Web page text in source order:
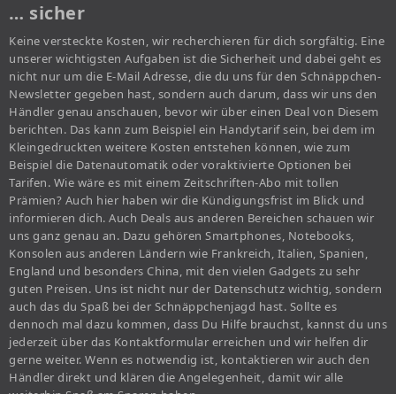
… sicher
Keine versteckte Kosten, wir recherchieren für dich sorgfältig. Eine
unserer wichtigsten Aufgaben ist die Sicherheit und dabei geht es
nicht nur um die E-Mail Adresse, die du uns für den Schnäppchen-
Newsletter gegeben hast, sondern auch darum, dass wir uns den
Händler genau anschauen, bevor wir über einen Deal von Diesem
berichten. Das kann zum Beispiel ein Handytarif sein, bei dem im
Kleingedruckten weitere Kosten entstehen können, wie zum
Beispiel die Datenautomatik oder voraktivierte Optionen bei
Tarifen. Wie wäre es mit einem Zeitschriften-Abo mit tollen
Prämien? Auch hier haben wir die Kündigungsfrist im Blick und
informieren dich. Auch Deals aus anderen Bereichen schauen wir
uns ganz genau an. Dazu gehören Smartphones, Notebooks,
Konsolen aus anderen Ländern wie Frankreich, Italien, Spanien,
England und besonders China, mit den vielen Gadgets zu sehr
guten Preisen. Uns ist nicht nur der Datenschutz wichtig, sondern
auch das du Spaß bei der Schnäppchenjagd hast. Sollte es
dennoch mal dazu kommen, dass Du Hilfe brauchst, kannst du uns
jederzeit über das Kontaktformular erreichen und wir helfen dir
gerne weiter. Wenn es notwendig ist, kontaktieren wir auch den
Händler direkt und klären die Angelegenheit, damit wir alle